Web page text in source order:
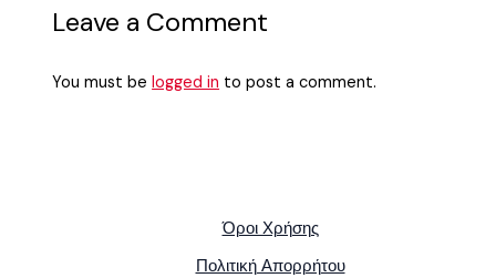
Leave a Comment
You must belogged in to post a comment.
Όροι Χρήσης
Πολιτική Απορρήτου